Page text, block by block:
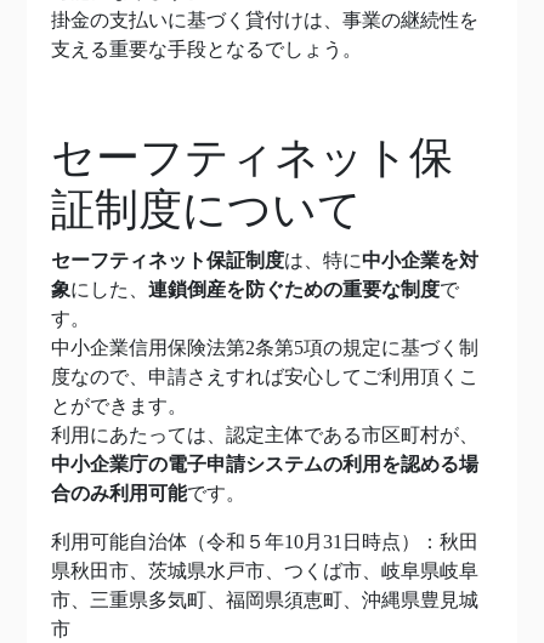
掛金の支払いに基づく貸付けは、事業の継続性を
支える重要な手段となるでしょう。
セーフティネット保
証制度について
セーフティネット保証制度は、特に中小企業を対
象にした、 連鎖倒産を防ぐための重要な制度で
す。
中小企業信用保険法第2条第5項の規定に基づく制
度なので、申請さえすれば安心してご利用頂くこ
とができます。
利用にあたっては、認定主体である市区町村が、
中小企業庁の電子申請システムの利用を認める場
合のみ利用可能です。
利用可能自治体（令和５年10月31日時点）：秋田
県秋田市、茨城県水戸市、つくば市、岐阜県岐阜
市、三重県多気町、福岡県須恵町、沖縄県豊見城
市